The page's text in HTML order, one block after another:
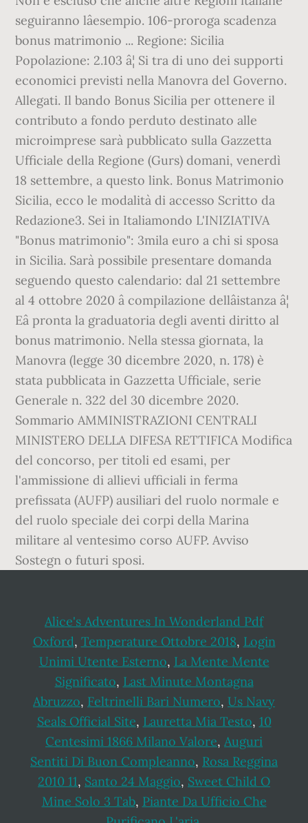
seguiranno lâesempio. 106-proroga scadenza
bonus matrimonio ... Regione: Sicilia
Popolazione: 2.103 â¦ Si tra di uno dei supporti
economici previsti nella Manovra del Governo.
Allegati. Il bando Bonus Sicilia per ottenere il
contributo a fondo perduto destinato alle
microimprese sarà pubblicato sulla Gazzetta
Ufficiale della Regione (Gurs) domani, venerdì
18 settembre, a questo link. Bonus Matrimonio
Sicilia, ecco le modalità di accesso Scritto da
Redazione3. Sei in Italiamondo L'INIZIATIVA
"Bonus matrimonio": 3mila euro a chi si sposa
in Sicilia. Sarà possibile presentare domanda
seguendo questo calendario: dal 21 settembre
al 4 ottobre 2020 â compilazione dellâistanza â¦
Eâ pronta la graduatoria degli aventi diritto al
bonus matrimonio. Nella stessa giornata, la
Manovra (legge 30 dicembre 2020, n. 178) è
stata pubblicata in Gazzetta Ufficiale, serie
Generale n. 322 del 30 dicembre 2020.
Sommario AMMINISTRAZIONI CENTRALI
MINISTERO DELLA DIFESA RETTIFICA Modifica
del concorso, per titoli ed esami, per
l'ammissione di allievi ufficiali in ferma
prefissata (AUFP) ausiliari del ruolo normale e
del ruolo speciale dei corpi della Marina
militare al ventesimo corso AUFP. Avviso
Sostegn o futuri sposi.
Alice's Adventures In Wonderland Pdf
Oxford, Temperature Ottobre 2018, Login
Unimi Utente Esterno, La Mente Mente
Significato, Last Minute Montagna
Abruzzo, Feltrinelli Bari Numero, Us Navy
Seals Official Site, Lauretta Mia Testo, 10
Centesimi 1866 Milano Valore, Auguri
Sentiti Di Buon Compleanno, Rosa Reggina
2010 11, Santo 24 Maggio, Sweet Child O
Mine Solo 3 Tab, Piante Da Ufficio Che